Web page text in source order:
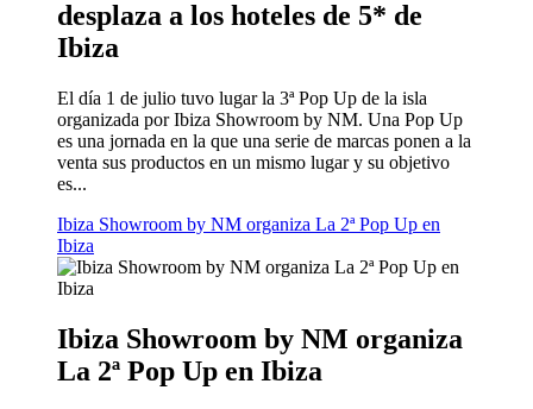
desplaza a los hoteles de 5* de
Ibiza
El día 1 de julio tuvo lugar la 3ª Pop Up de la isla
organizada por Ibiza Showroom by NM. Una Pop Up
es una jornada en la que una serie de marcas ponen a la
venta sus productos en un mismo lugar y su objetivo
es...
Ibiza Showroom by NM organiza La 2ª Pop Up en
Ibiza
Ibiza Showroom by NM organiza
La 2ª Pop Up en Ibiza